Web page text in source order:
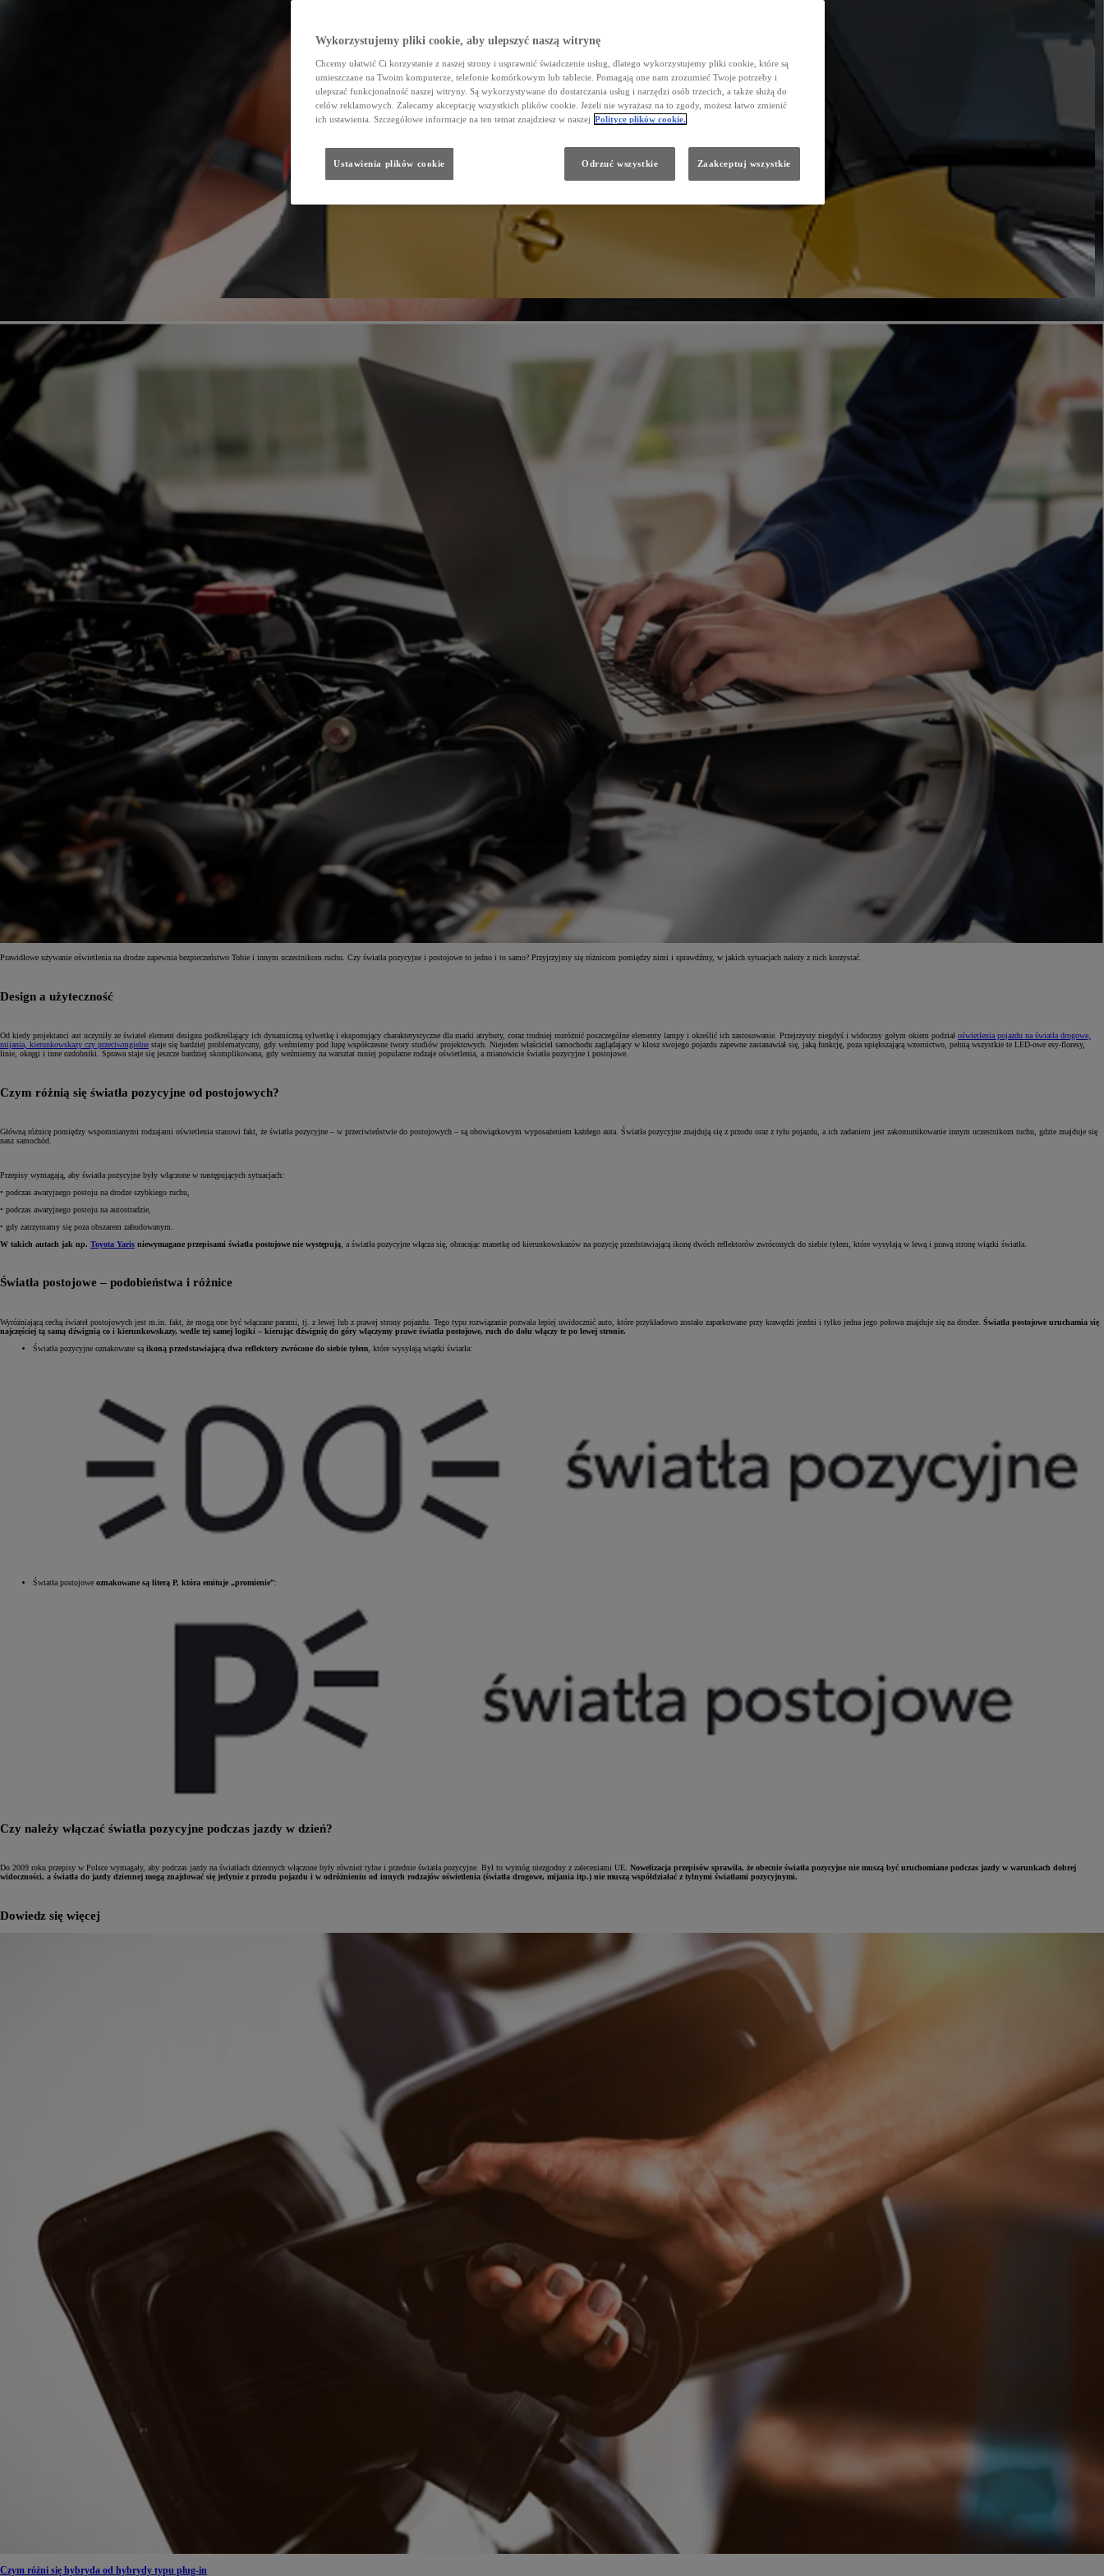
Od 81 900 zł
Od105 300 zł
Corolla Hatchback
HYBRID
Prawidłowe używanie oświetlenia na drodze zapewnia bezpieczeństwo Tobie i innym uczestnikom ruchu. Czy światła pozycyjne i postojowe to jedno i to samo? Przyjrzyjmy się różnicom pomiędzy nimi i sprawdźmy, w jakich sytuacjach należy z nich korzystać.
Design a użyteczność
Od kiedy projektanci aut uczyniły ze świateł element designu podkreślający ich dynamiczną sylwetkę i eksponujący charakterystyczne dla marki atrybuty, coraz trudniej rozróżnić poszczególne elementy lampy i określić ich zastosowanie. Przejrzysty niegdyś i widoczny gołym okiem podział oświetlenia pojazdu na światła drogowe,
mijania, kierunkowskazy czy przeciwmgielne staje się bardziej problematyczny, gdy weźmiemy pod lupę współczesne twory studiów projektowych. Niejeden właściciel samochodu zaglądający w klosz swojego pojazdu zapewne zastanawiał się, jaką funkcję, poza upiększającą wzornictwo, pełnią wszystkie te LED-owe esy-floresy,
linie, okręgi i inne ozdobniki. Sprawa staje się jeszcze bardziej skomplikowana, gdy weźmiemy na warsztat mniej popularne rodzaje oświetlenia, a mianowicie światła pozycyjne i postojowe.
Czym różnią się światła pozycyjne od postojowych?
Główną różnicę pomiędzy wspomnianymi rodzajami oświetlenia stanowi fakt, że światła pozycyjne – w przeciwieństwie do postojowych – są obowiązkowym wyposażeniem każdego auta. Światła pozycyjne znajdują się z przodu oraz z tyłu pojazdu, a ich zadaniem jest zakomunikowanie innym uczestnikom ruchu, gdzie znajduje się
nasz samochód.
Przepisy wymagają, aby światła pozycyjne były włączone w następujących sytuacjach:
• podczas awaryjnego postoju na drodze szybkiego ruchu,
• podczas awaryjnego postoju na autostradzie,
• gdy zatrzymamy się poza obszarem zabudowanym.
W takich autach jak np. Toyota Yaris niewymagane przepisami światła postojowe nie występują , a światła pozycyjne włącza się, obracając manetkę od kierunkowskazów na pozycję przedstawiającą ikonę dwóch reflektorów zwróconych do siebie tyłem, które wysyłają w lewą i prawą stronę wiązki światła.
Światła postojowe – podobieństwa i różnice
Wyróżniającą cechą świateł postojowych jest m.in. fakt, że mogą one być włączane parami, tj. z lewej lub z prawej strony pojazdu. Tego typu rozwiązanie pozwala lepiej uwidocznić auto, które przykładowo zostało zaparkowane przy krawędzi jezdni i tylko jedna jego połowa znajduje się na drodze. Światła postojowe uruchamia się
najczęściej tą samą dźwignią co i kierunkowskazy, wedle tej samej logiki – kierując dźwignię do góry włączymy prawe światła postojowe, ruch do dołu włączy te po lewej stronie.
Światła pozycyjne oznakowane są ikoną przedstawiającą dwa reflektory zwrócone do siebie tyłem , które wysyłają wiązki światła:
Światła postojowe oznakowane są literą P, która emituje „promienie”:
Czy należy włączać światła pozycyjne podczas jazdy w dzień?
Do 2009 roku przepisy w Polsce wymagały, aby podczas jazdy na światłach dziennych włączone były również tylne i przednie światła pozycyjne. Był to wymóg niezgodny z zaleceniami UE. Nowelizacja przepisów sprawiła, że obecnie światła pozycyjne nie muszą być uruchomiane podczas jazdy w warunkach dobrej
widoczności, a światła do jazdy dziennej mogą znajdować się jedynie z przodu pojazdu i w odróżnieniu od innych rodzajów oświetlenia (światła drogowe, mijania itp.) nie muszą współdziałać z tylnymi światłami pozycyjnymi.
Dowiedz się więcej
Czym różni się hybryda od hybrydy typu plug-in
Wykorzystujemy pliki cookie, aby ulepszyć naszą witrynę
Chcemy ułatwić Ci korzystanie z naszej strony i usprawnić świadczenie usług, dlatego wykorzystujemy pliki cookie, które są
umieszczane na Twoim komputerze, telefonie komórkowym lub tablecie. Pomagają one nam zrozumieć Twoje potrzeby i
ulepszać funkcjonalność naszej witryny. Są wykorzystywane do dostarczania usług i narzędzi osób trzecich, a także służą do
celów reklamowych. Zalecamy akceptację wszystkich plików cookie. Jeżeli nie wyrażasz na to zgody, możesz łatwo zmienić
ich ustawienia. Szczegółowe informacje na ten temat znajdziesz w naszej Polityce plików cookie.
Ustawienia plików cookie Odrzuć wszystkie Zaakceptuj wszystkie